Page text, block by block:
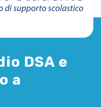
DSA e
a